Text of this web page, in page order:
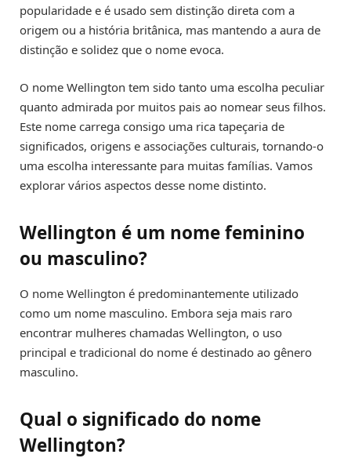
popularidade e é usado sem distinção direta com a
origem ou a história britânica, mas mantendo a aura de
distinção e solidez que o nome evoca.
O nome Wellington tem sido tanto uma escolha peculiar
quanto admirada por muitos pais ao nomear seus filhos.
Este nome carrega consigo uma rica tapeçaria de
significados, origens e associações culturais, tornando-o
uma escolha interessante para muitas famílias. Vamos
explorar vários aspectos desse nome distinto.
Wellington é um nome feminino
ou masculino?
O nome Wellington é predominantemente utilizado
como um nome masculino. Embora seja mais raro
encontrar mulheres chamadas Wellington, o uso
principal e tradicional do nome é destinado ao gênero
masculino.
Qual o significado do nome
Wellington?